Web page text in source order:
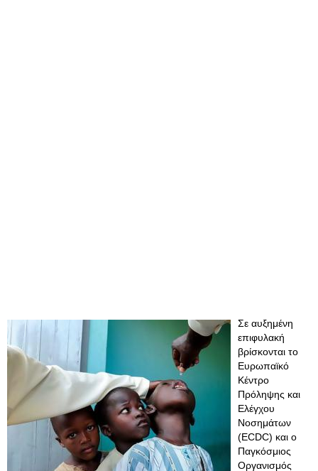
Σε αυξημένη
επιφυλακή
βρίσκονται το
Ευρωπαϊκό
Κέντρο
Πρόληψης και
Ελέγχου
Νοσημάτων
(ECDC) και ο
Παγκόσμιος
Οργανισμός